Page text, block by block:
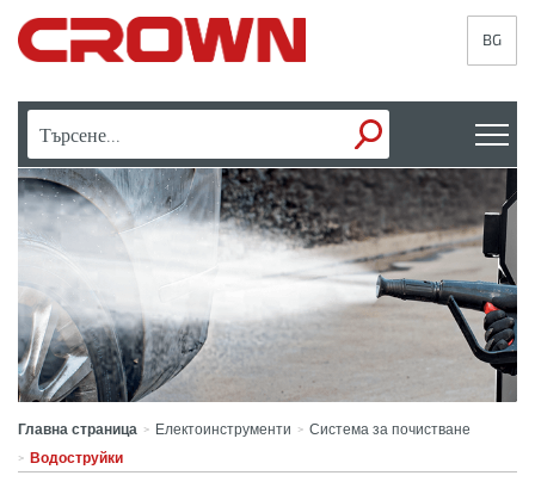
BG
Главна страница > Електоинструменти > Система за почистване
> Водоструйки